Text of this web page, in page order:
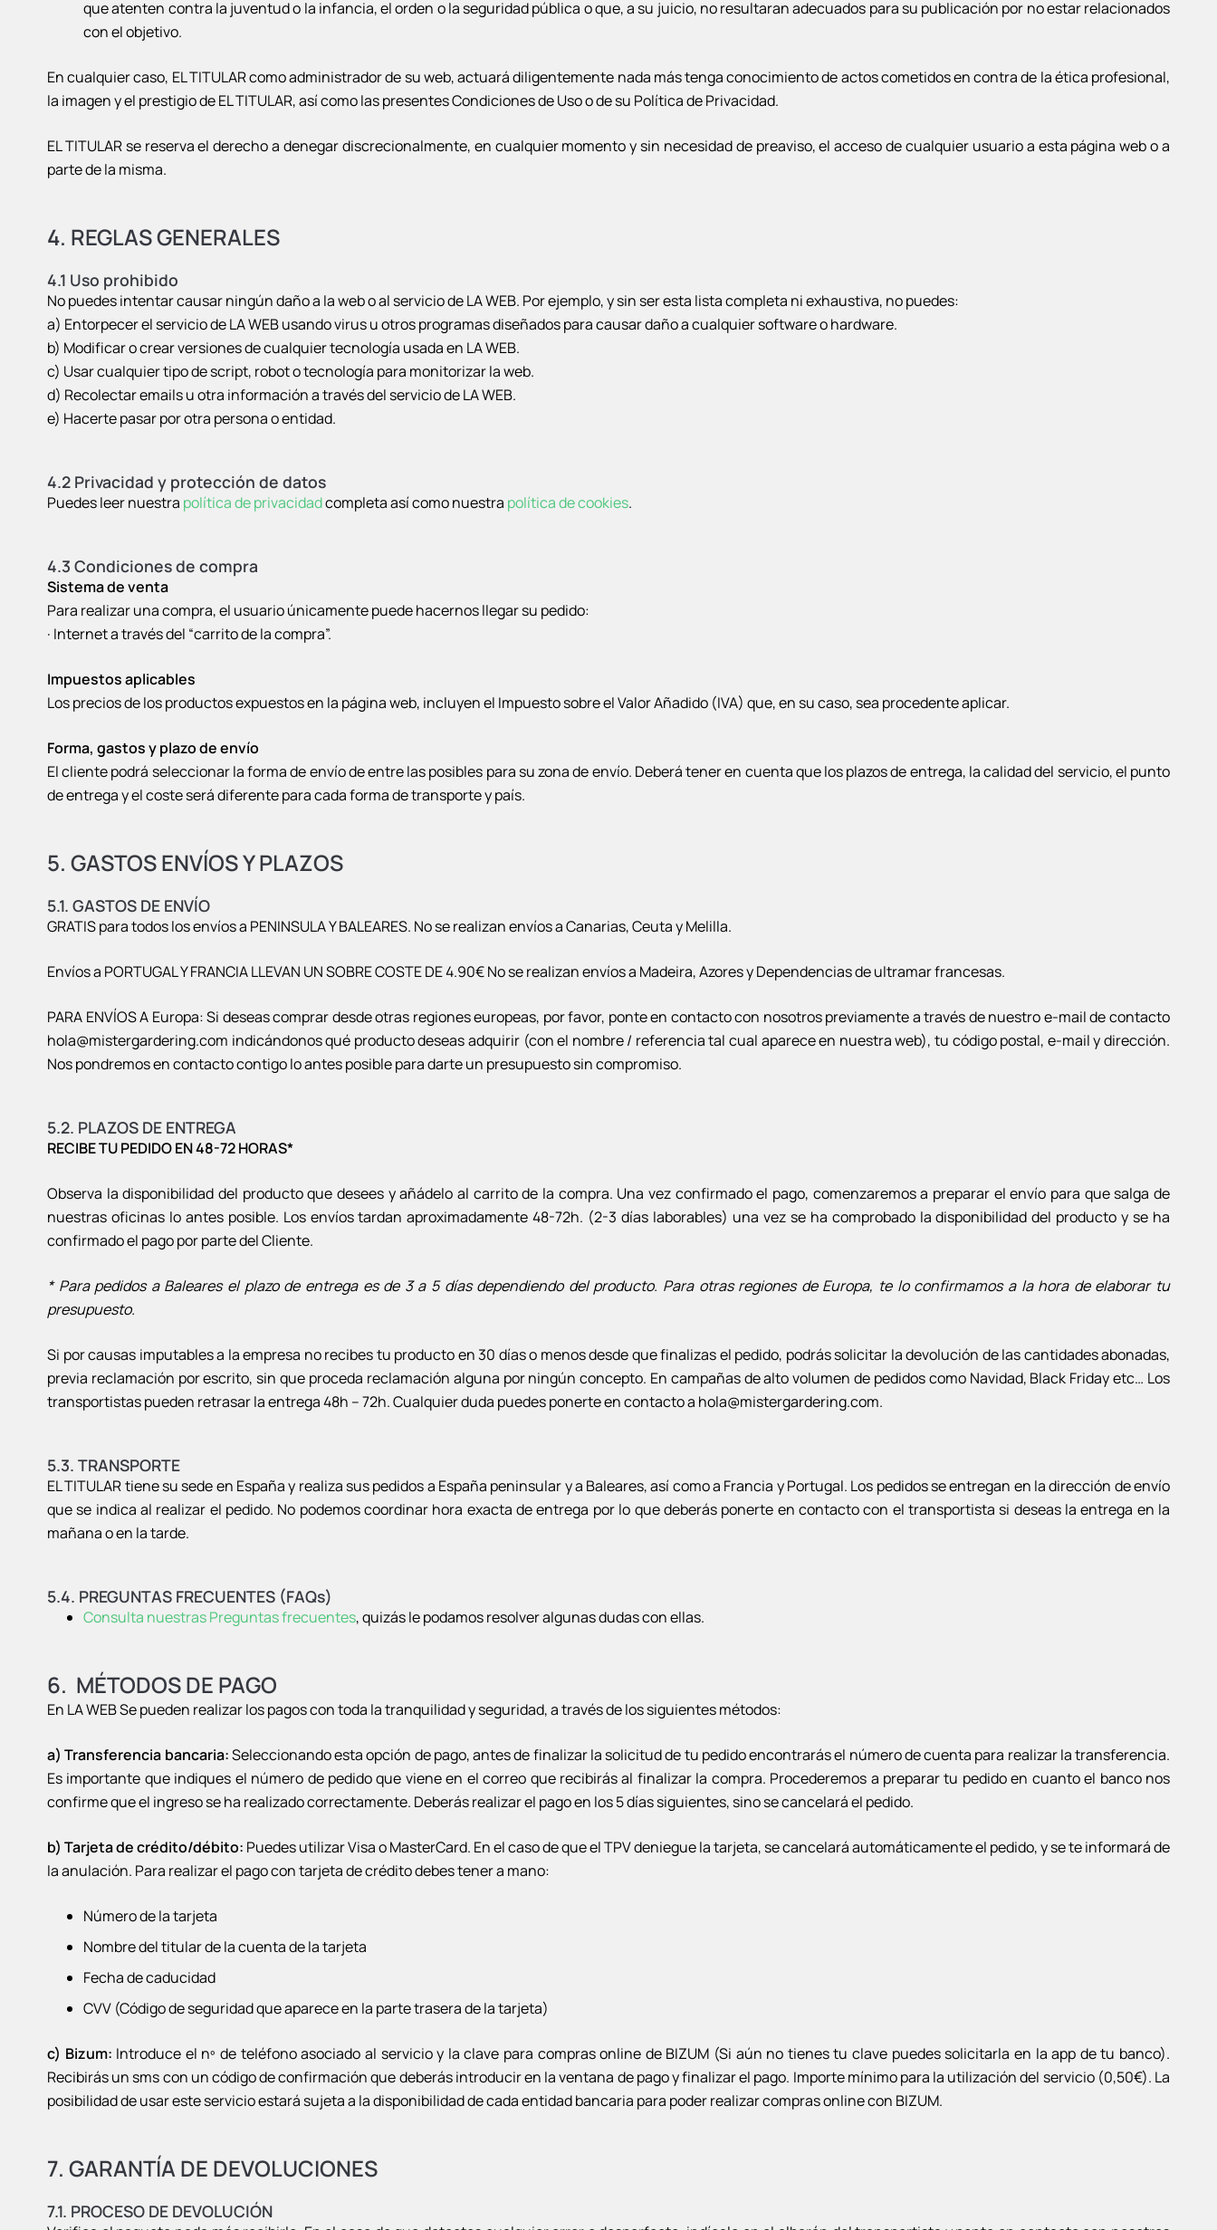
que atenten contra la juventud o la infancia, el orden o la seguridad pública o que, a su juicio, no resultaran adecuados para su publicación por no estar relacionados
con el objetivo.
En cualquier caso, EL TITULAR como administrador de su web, actuará diligentemente nada más tenga conocimiento de actos cometidos en contra de la ética profesional,
la imagen y el prestigio de EL TITULAR, así como las presentes Condiciones de Uso o de su Política de Privacidad.
EL TITULAR se reserva el derecho a denegar discrecionalmente, en cualquier momento y sin necesidad de preaviso, el acceso de cualquier usuario a esta página web o a
parte de la misma.
4. REGLAS GENERALES
4.1 Uso prohibido
No puedes intentar causar ningún daño a la web o al servicio de LA WEB. Por ejemplo, y sin ser esta lista completa ni exhaustiva, no puedes:
a) Entorpecer el servicio de LA WEB usando virus u otros programas diseñados para causar daño a cualquier software o hardware.
b) Modificar o crear versiones de cualquier tecnología usada en LA WEB.
c) Usar cualquier tipo de script, robot o tecnología para monitorizar la web.
d) Recolectar emails u otra información a través del servicio de LA WEB.
e) Hacerte pasar por otra persona o entidad.
4.2 Privacidad y protección de datos
Puedes leer nuestra política de privacidadcompleta así como nuestra política de cookies.
4.3 Condiciones de compra
Sistema de venta
Para realizar una compra, el usuario únicamente puede hacernos llegar su pedido:
· Internet a través del “carrito de la compra”.
Impuestos aplicables
Los precios de los productos expuestos en la página web, incluyen el Impuesto sobre el Valor Añadido (IVA) que, en su caso, sea procedente aplicar.
Forma, gastos y plazo de envío
El cliente podrá seleccionar la forma de envío de entre las posibles para su zona de envío. Deberá tener en cuenta que los plazos de entrega, la calidad del servicio, el punto
de entrega y el coste será diferente para cada forma de transporte y país.
5. GASTOS ENVÍOS Y PLAZOS
5.1. GASTOS DE ENVÍO
GRATIS para todos los envíos a PENINSULA Y BALEARES. No se realizan envíos a Canarias, Ceuta y Melilla.
Envíos a PORTUGAL Y FRANCIA LLEVAN UN SOBRE COSTE DE 4.90€ No se realizan envíos a Madeira, Azores y Dependencias de ultramar francesas.
PARA ENVÍOS A Europa: Si deseas comprar desde otras regiones europeas, por favor, ponte en contacto con nosotros previamente a través de nuestro e-mail de contacto
hola@mistergardering.com indicándonos qué producto deseas adquirir (con el nombre / referencia tal cual aparece en nuestra web), tu código postal, e-mail y dirección.
Nos pondremos en contacto contigo lo antes posible para darte un presupuesto sin compromiso.
5.2. PLAZOS DE ENTREGA
RECIBE TU PEDIDO EN 48-72 HORAS*
Observa la disponibilidad del producto que desees y añádelo al carrito de la compra. Una vez confirmado el pago, comenzaremos a preparar el envío para que salga de
nuestras oficinas lo antes posible. Los envíos tardan aproximadamente 48-72h. (2-3 días laborables) una vez se ha comprobado la disponibilidad del producto y se ha
confirmado el pago por parte del Cliente.
* Para pedidos a Baleares el plazo de entrega es de 3 a 5 días dependiendo del producto. Para otras regiones de Europa, te lo confirmamos a la hora de elaborar tu
presupuesto.
Si por causas imputables a la empresa no recibes tu producto en 30 días o menos desde que finalizas el pedido, podrás solicitar la devolución de las cantidades abonadas,
previa reclamación por escrito, sin que proceda reclamación alguna por ningún concepto. En campañas de alto volumen de pedidos como Navidad, Black Friday etc… Los
transportistas pueden retrasar la entrega 48h – 72h. Cualquier duda puedes ponerte en contacto a hola@mistergardering.com.
5.3. TRANSPORTE
EL TITULAR tiene su sede en España y realiza sus pedidos a España peninsular y a Baleares, así como a Francia y Portugal. Los pedidos se entregan en la dirección de envío
que se indica al realizar el pedido. No podemos coordinar hora exacta de entrega por lo que deberás ponerte en contacto con el transportista si deseas la entrega en la
mañana o en la tarde.
5.4. PREGUNTAS FRECUENTES (FAQs)
Consulta nuestras Preguntas frecuentes, quizás le podamos resolver algunas dudas con ellas.
6. MÉTODOS DE PAGO
En LA WEB Se pueden realizar los pagos con toda la tranquilidad y seguridad, a través de los siguientes métodos:
a) Transferencia bancaria:Seleccionando esta opción de pago, antes de finalizar la solicitud de tu pedido encontrarás el número de cuenta para realizar la transferencia.
Es importante que indiques el número de pedido que viene en el correo que recibirás al finalizar la compra. Procederemos a preparar tu pedido en cuanto el banco nos
confirme que el ingreso se ha realizado correctamente. Deberás realizar el pago en los 5 días siguientes, sino se cancelará el pedido.
b) Tarjeta de crédito/débito: Puedes utilizar Visa o MasterCard. En el caso de que el TPV deniegue la tarjeta, se cancelará automáticamente el pedido, y se te informará de
la anulación. Para realizar el pago con tarjeta de crédito debes tener a mano:
Número de la tarjeta
Nombre del titular de la cuenta de la tarjeta
Fecha de caducidad
CVV (Código de seguridad que aparece en la parte trasera de la tarjeta)
c) Bizum: Introduce el nº de teléfono asociado al servicio y la clave para compras online de BIZUM (Si aún no tienes tu clave puedes solicitarla en la app de tu banco).
Recibirás un sms con un código de confirmación que deberás introducir en la ventana de pago y finalizar el pago. Importe mínimo para la utilización del servicio (0,50€). La
posibilidad de usar este servicio estará sujeta a la disponibilidad de cada entidad bancaria para poder realizar compras online con BIZUM.
7. GARANTÍA DE DEVOLUCIONES
7.1. PROCESO DE DEVOLUCIÓN